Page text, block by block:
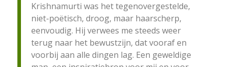
Krishnamurti was het tegenovergestelde,
niet-poëtisch, droog, maar haarscherp,
eenvoudig. Hij verwees me steeds weer
terug naar het bewustzijn, dat vooraf en
voorbij aan alle dingen lag. Een geweldige